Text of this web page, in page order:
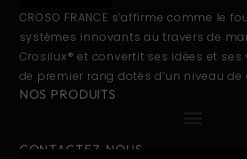
CROSO FRANCE s’affirme comme le
systèmes innovants au travers de
Crosilux® et convertit ses idées et
de premier rang dotés d’un niveau de
NOS PRODUITS
CONTACTEZ-NOUS